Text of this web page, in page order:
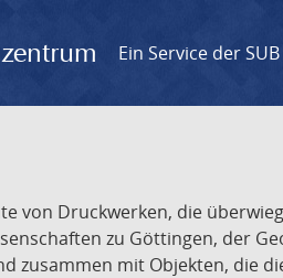
Ein Service der
von Druckwerken, die
zu Göttingen, der
zusammen mit Objekten, die